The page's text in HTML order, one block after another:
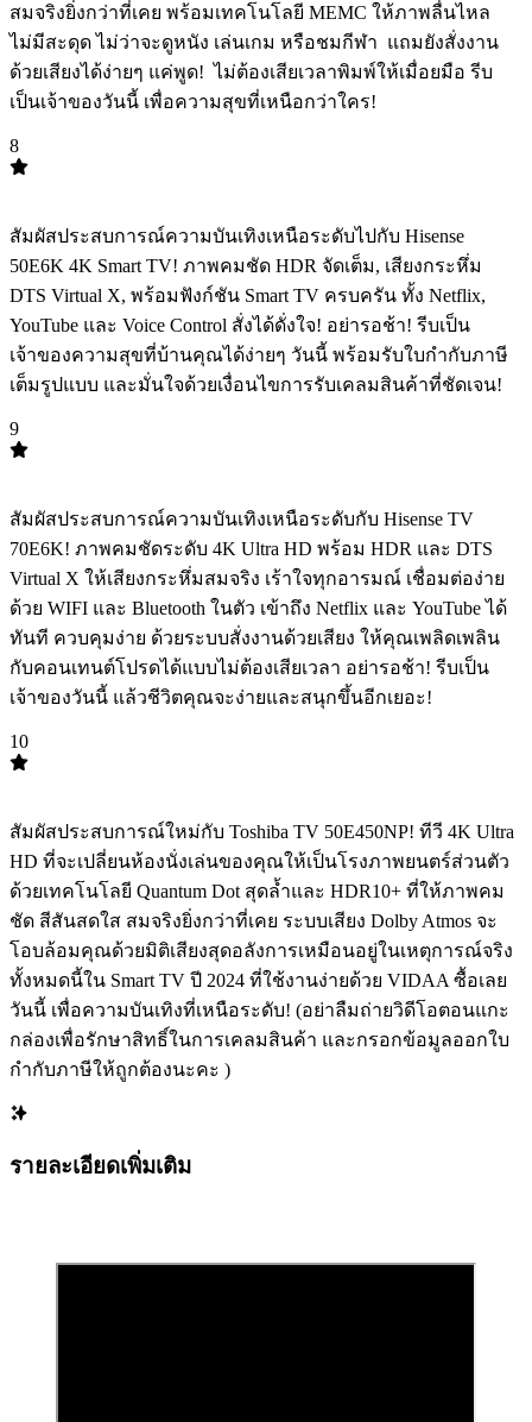
สมจริงยิ่งกว่าที่เคย พร้อมเทคโนโลยี MEMC ให้ภาพลื่นไหล
ไม่มีสะดุด ไม่ว่าจะดูหนัง เล่นเกม หรือชมกีฬา ️ แถมยังสั่งงาน
ด้วยเสียงได้ง่ายๆ แค่พูด! ️ ไม่ต้องเสียเวลาพิมพ์ให้เมื่อยมือ รีบ
เป็นเจ้าของวันนี้ เพื่อความสุขที่เหนือกว่าใคร!
8
สัมผัสประสบการณ์ความบันเทิงเหนือระดับไปกับ Hisense
50E6K 4K Smart TV! ภาพคมชัด HDR จัดเต็ม, เสียงกระหึ่ม
DTS Virtual X, พร้อมฟังก์ชัน Smart TV ครบครัน ทั้ง Netflix,
YouTube และ Voice Control สั่งได้ดั่งใจ! อย่ารอช้า! รีบเป็น
เจ้าของความสุขที่บ้านคุณได้ง่ายๆ วันนี้ พร้อมรับใบกำกับภาษี
เต็มรูปแบบ และมั่นใจด้วยเงื่อนไขการรับเคลมสินค้าที่ชัดเจน!
9
สัมผัสประสบการณ์ความบันเทิงเหนือระดับกับ Hisense TV
70E6K! ภาพคมชัดระดับ 4K Ultra HD พร้อม HDR และ DTS
Virtual X ให้เสียงกระหึ่มสมจริง เร้าใจทุกอารมณ์ เชื่อมต่อง่าย
ด้วย WIFI และ Bluetooth ในตัว เข้าถึง Netflix และ YouTube ได้
ทันที ควบคุมง่าย ด้วยระบบสั่งงานด้วยเสียง ให้คุณเพลิดเพลิน
กับคอนเทนต์โปรดได้แบบไม่ต้องเสียเวลา อย่ารอช้า! รีบเป็น
เจ้าของวันนี้ แล้วชีวิตคุณจะง่ายและสนุกขึ้นอีกเยอะ!
10
สัมผัสประสบการณ์ใหม่กับ Toshiba TV 50E450NP! ทีวี 4K Ultra
HD ที่จะเปลี่ยนห้องนั่งเล่นของคุณให้เป็นโรงภาพยนตร์ส่วนตัว
ด้วยเทคโนโลยี Quantum Dot สุดล้ำและ HDR10+ ที่ให้ภาพคม
ชัด สีสันสดใส สมจริงยิ่งกว่าที่เคย ระบบเสียง Dolby Atmos จะ
โอบล้อมคุณด้วยมิติเสียงสุดอลังการเหมือนอยู่ในเหตุการณ์จริง
ทั้งหมดนี้ใน Smart TV ปี 2024 ที่ใช้งานง่ายด้วย VIDAA ซื้อเลย
วันนี้ เพื่อความบันเทิงที่เหนือระดับ! (อย่าลืมถ่ายวิดีโอตอนแกะ
กล่องเพื่อรักษาสิทธิ์ในการเคลมสินค้า และกรอกข้อมูลออกใบ
กำกับภาษีให้ถูกต้องนะคะ )
รายละเอียดเพิ่มเติม